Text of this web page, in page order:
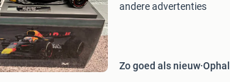
andere advertenties
Zo goed als nieuw